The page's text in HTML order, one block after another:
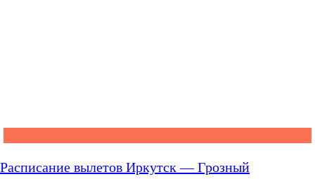
Расписание вылетов Иркутск — Грозный